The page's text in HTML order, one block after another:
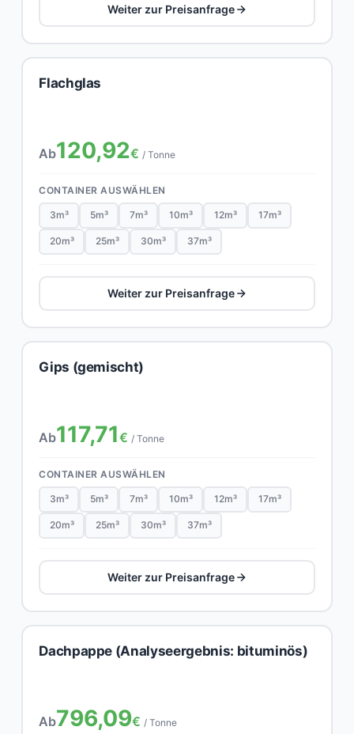
Weiter zur Preisanfrage
Flachglas
Ab120,92€ / Tonne
CONTAINER AUSWÄHLEN
3m³ 5m³ 7m³ 10m³ 12m³ 17m³
20m³ 25m³ 30m³ 37m³
Weiter zur Preisanfrage
Gips (gemischt)
Ab117,71€ / Tonne
CONTAINER AUSWÄHLEN
3m³ 5m³ 7m³ 10m³ 12m³ 17m³
20m³ 25m³ 30m³ 37m³
Weiter zur Preisanfrage
Dachpappe (Analyseergebnis: bituminös)
Ab796,09€ / Tonne